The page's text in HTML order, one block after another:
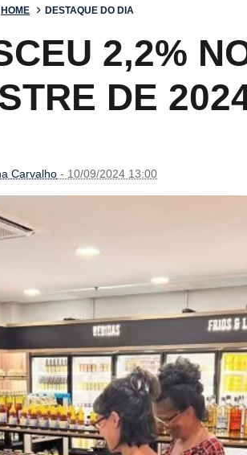
HOME DESTAQUE DO DIA
2,2%
DE
Carvalho - 10/09/2024 13:00